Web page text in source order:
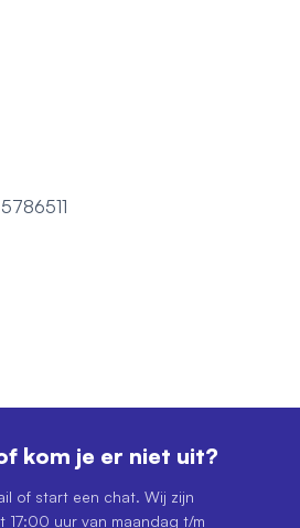
kom je er niet uit?
of start een chat. Wij zijn
uur van maandag t/m